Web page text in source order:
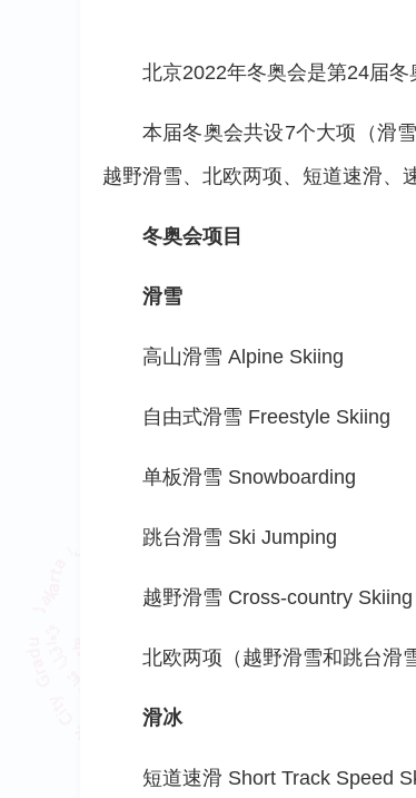
北京2022年冬奥会是第24届
本届冬奥会共设7个大项（滑
越野滑雪、北欧两项、短道速滑、
冬奥会项目
滑雪
高山滑雪 Alpine Skiing
自由式滑雪 Freestyle Skiing
单板滑雪 Snowboarding
跳台滑雪 Ski Jumping
越野滑雪 Cross-country Skiing
北欧两项（越野滑雪和跳台滑
滑冰
短道速滑 Short Track Speed